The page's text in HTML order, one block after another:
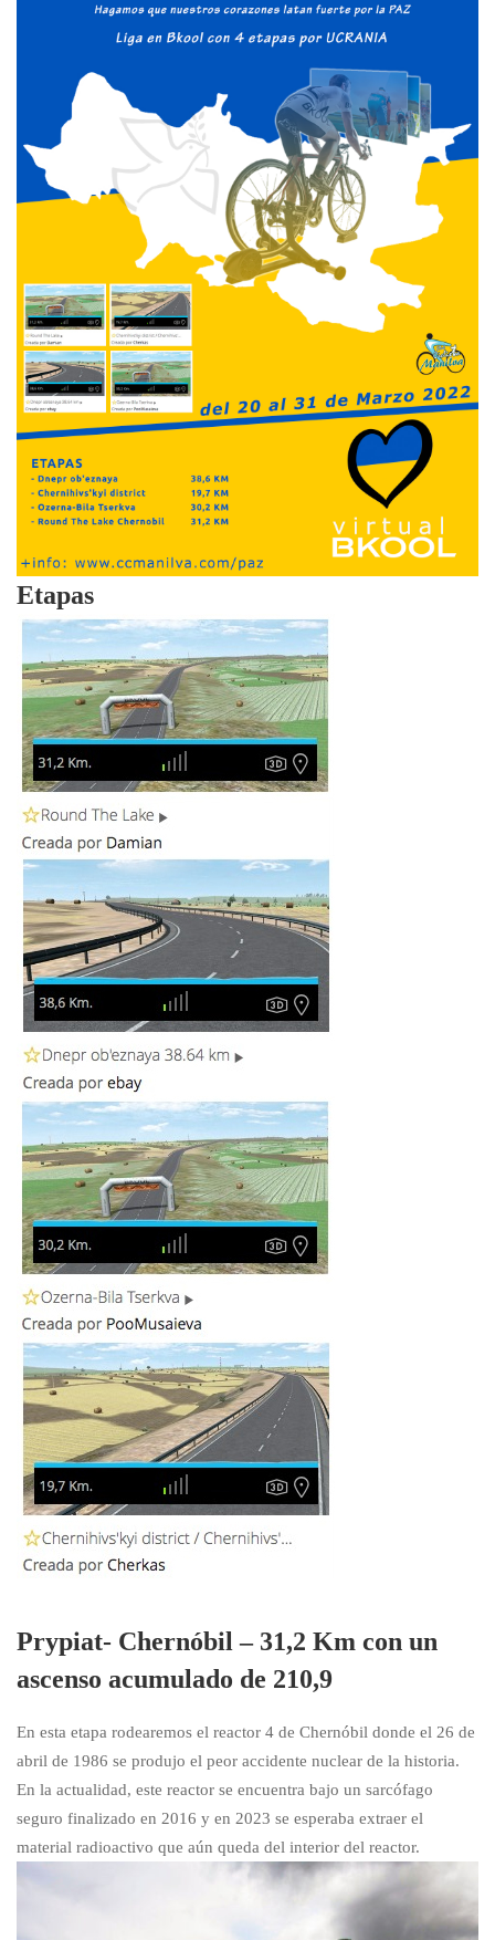
Etapas
Prypiat- Chernóbil – 31,2 Km con un
ascenso acumulado de 210,9
En esta etapa rodearemos el reactor 4 de Chernóbil donde el 26 de
abril de 1986 se produjo el peor accidente nuclear de la historia.
En la actualidad, este reactor se encuentra bajo un sarcófago
seguro finalizado en 2016 y en 2023 se esperaba extraer el
material radioactivo que aún queda del interior del reactor.